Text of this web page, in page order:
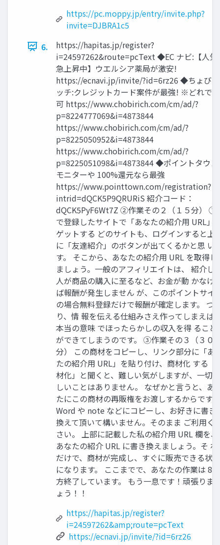
https://pc.moppy.jp/entry/invite.php?
invite=DJBRA1c5
6.
https://hapitas.jp/register?
i=24597262&route=pcText ◆EC ナビ:【人気
急上昇中】ウエルシア薬局が激安!
https://ecnavi.jp/invite/?id=6rz26 ◆ちょびリ
ッチ:クレジットカード案件が最強! ※どれでも
可 https://www.chobirich.com/cm/ad/?
p=8224777069&i=4873844
https://www.chobirich.com/cm/ad/?
p=8225050952&i=4873844
https://www.chobirich.com/cm/ad/?
p=8225051098&i=4873844 ◆ポイントタウン:
モニターや 100%還元なら最強
https://www.pointtown.com/registration?
intrid=dQCK5P9QRURiS 紹介コード：
dQCK5PyF6Wt7Z ②作業その２（１５分） ①
で登録したサイトで「あなたの紹介用 URL」
ゲットする どのサイトも、ログインすると上
に「友達紹介」のボタンが出てくるかと思 い
す。 そこから、あなたの紹介用 URL を取得し
ましょう。一般のアフィリエイトは、 紹介し
人が商品の購入に至るなど、お金が動 かなけ
ば報酬が発生しません が、このポイントサイ
の場合無料登録だけで報酬が確定します。 つ
り、情 報を伝える仕組みさえ作ってしまえば
本当の意味 でほったらかしの収入を得 ること
ができてしまうのです。 ③作業その３（３０
分） この商材をコピーし、リンク部分に「あ
たの紹介用 URL」を貼り付け、商材化 する「
材化」と聞くと、難しい気がしますが、一切難
しいことはありません。 なぜかと言うと、あ
たにこの商材の再販権をお渡しするからです。
Word や note などにコピーし、お好きに書き
換えて頂いて構いません。そのまま ご利用く
さい。 上部に記載した私の紹介用 URL 欄を、
あなたの紹介 URL に書き換えましょう。そ れ
だけで、商材が完成し、すぐに販売できる状態
になります。 ここまでで、あなたの作業は 8
方終了しています。 もう一息です！頑張りま
ょう！！
https://hapitas.jp/register?
i=24597262&amp;route=pcText
https://ecnavi.jp/invite/?id=6rz26